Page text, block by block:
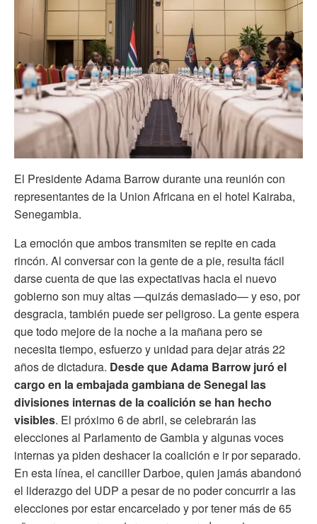
El Presidente Adama Barrow durante una reunión con
representantes de la Union Africana en el hotel Kairaba,
Senegambia.
La emoción que ambos transmiten se repite en cada
rincón. Al conversar con la gente de a pie, resulta fácil
darse cuenta de que las expectativas hacia el nuevo
gobierno son muy altas —quizás demasiado— y eso, por
desgracia, también puede ser peligroso. La gente espera
que todo mejore de la noche a la mañana pero se
necesita tiempo, esfuerzo y unidad para dejar atrás 22
años de dictadura. Desde que Adama Barrow juró el
cargo en la embajada gambiana de Senegal las
divisiones internas de la coalición se han hecho
visibles. El próximo 6 de abril, se celebrarán las
elecciones al Parlamento de Gambia y algunas voces
internas ya piden deshacer la coalición e ir por separado.
En esta línea, el canciller Darboe, quien jamás abandonó
el liderazgo del UDP a pesar de no poder concurrir a las
elecciones por estar encarceladoy por tener más de 65